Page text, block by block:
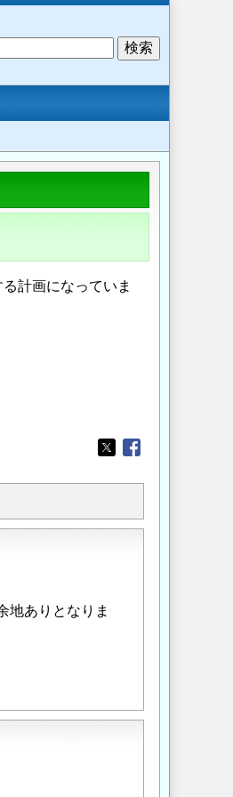
計画になっていま
Opens in a new
Opens in a new
地ありとなりま